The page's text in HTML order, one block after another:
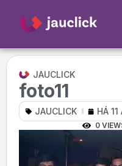
JAUCLICK
foto11
JAUCLICK HÁ 11
0